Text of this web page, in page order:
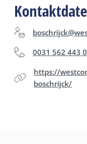
0031 562 443
https://
boschrijck/